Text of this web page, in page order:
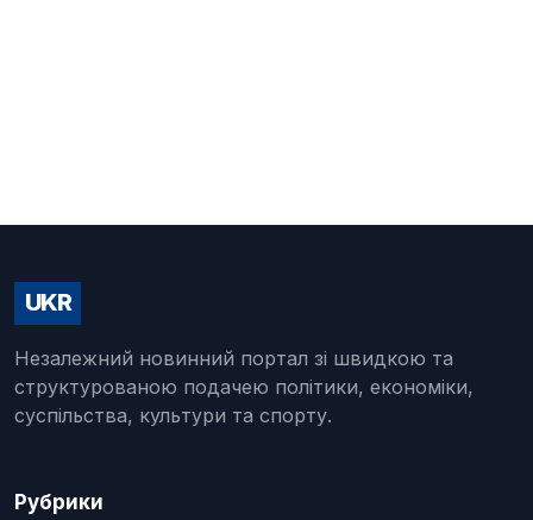
UKR
Незалежний новинний портал зі швидкою та
структурованою подачею політики, економіки,
суспільства, культури та спорту.
Рубрики